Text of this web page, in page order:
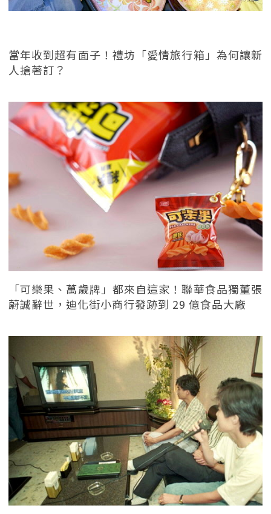
當年收到超有面子！禮坊「愛情旅行箱」為何讓新
人搶著訂？
「可樂果、萬歲牌」都來自這家！聯華食品獨董張
蔚誠辭世，迪化街小商行發跡到 29 億食品大廠